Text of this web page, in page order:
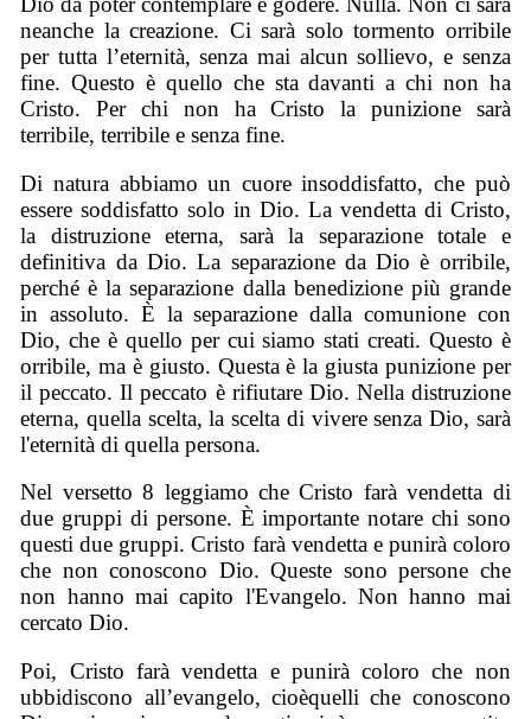
neanche la creazione. Ci sarà solo tormento orribile
per tutta l’eternità, senza mai alcun sollievo, e senza
fine. Questo è quello che sta davanti a chi non ha
Cristo. Per chi non ha Cristo la punizione sarà
terribile, terribile e senza fine.
Di natura abbiamo un cuore insoddisfatto, che può
essere soddisfatto solo in Dio. La vendetta di Cristo,
la distruzione eterna, sarà la separazione totale e
definitiva da Dio. La separazione da Dio è orribile,
perché è la separazione dalla benedizione più grande
in assoluto. È la separazione dalla comunione con
Dio, che è quello per cui siamo stati creati. Questo è
orribile, ma è giusto. Questa è la giusta punizione per
il peccato. Il peccato è rifiutare Dio. Nella distruzione
eterna, quella scelta, la scelta di vivere senza Dio, sarà
l'eternità di quella persona.
Nel versetto 8 leggiamo che Cristo farà vendetta di
due gruppi di persone. È importante notare chi sono
questi due gruppi. Cristo farà vendetta e punirà coloro
che non conoscono Dio. Queste sono persone che
non hanno mai capito l'Evangelo. Non hanno mai
cercato Dio.
Poi, Cristo farà vendetta e punirà coloro che non
ubbidiscono all’evangelo, cioèquelli che conoscono